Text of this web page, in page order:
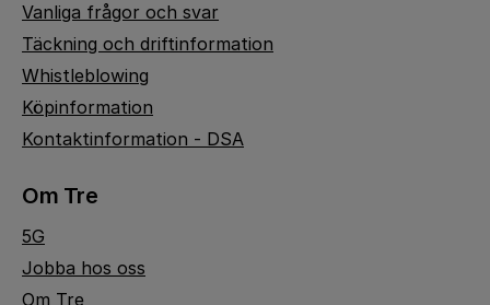
Vanliga frågor och svar
Täckning och driftinformation
Whistleblowing
Köpinformation
Kontaktinformation - DSA
Om Tre
5G
Jobba hos oss
Om Tre